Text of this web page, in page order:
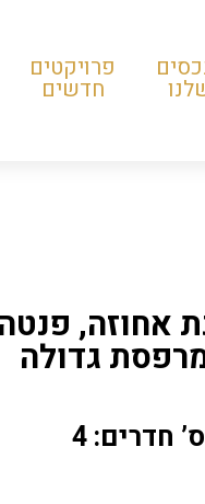
פרויקטים
חדשים
אחוזה,
חדרים: 4